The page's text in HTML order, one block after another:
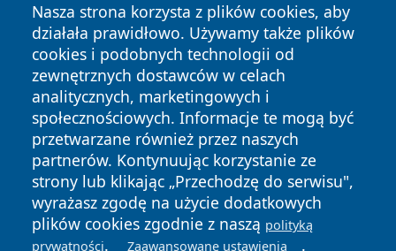
Nasza strona korzysta z plików cookies, aby
działała prawidłowo. Używamy także plików
cookies i podobnych technologii od
zewnętrznych dostawców w celach
analitycznych, marketingowych i
społecznościowych. Informacje te mogą być
przetwarzane również przez naszych
partnerów. Kontynuując korzystanie ze
strony lub klikając „Przechodzę do serwisu",
wyrażasz zgodę na użycie dodatkowych
plików cookies zgodnie z naszą polityką
prywatności. Zaawansowane ustawienia .
Copyright © 2026 wostrowcu.pl Wszystkie prawa zastrzeżone.
News Autorzy
Polityka
Prywatności
Polityka
Cookies